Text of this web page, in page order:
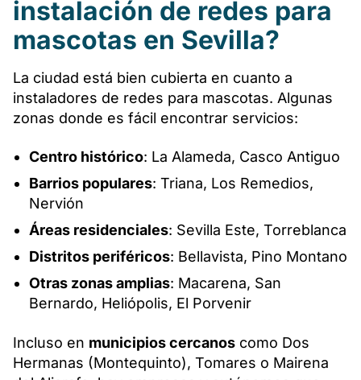
instalación de redes para
mascotas en Sevilla?
La ciudad está bien cubierta en cuanto a
instaladores de redes para mascotas. Algunas
zonas donde es fácil encontrar servicios:
Centro histórico: La Alameda, Casco Antiguo
Barrios populares: Triana, Los Remedios,
Nervión
Áreas residenciales: Sevilla Este, Torreblanca
Distritos periféricos: Bellavista, Pino Montano
Otras zonas amplias: Macarena, San
Bernardo, Heliópolis, El Porvenir
Incluso en municipios cercanos como Dos
Hermanas (Montequinto), Tomares o Mairena